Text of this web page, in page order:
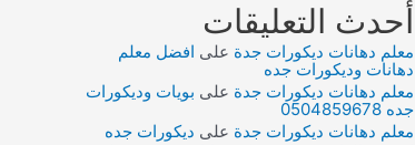
أحدث التعليقات
معلم دهانات ديكورات جدة على افضل معلم
دهانات وديكورات جده
معلم دهانات ديكورات جدة على بويات وديكورات
جده 0504859678
معلم دهانات ديكورات جدة على ديكورات جده